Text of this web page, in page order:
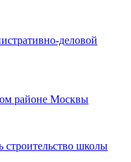
деловой
районе Москвы
школы